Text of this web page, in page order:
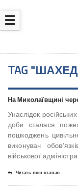
☰
TAG
На Миколаївщині
Унаслідок
доби сталася
пошкоджень
виконувач
військової
Читать всю статью